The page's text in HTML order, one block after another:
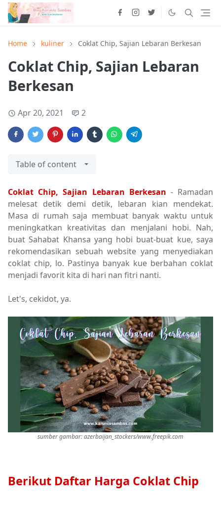
Home kuliner Coklat Chip, Sajian Lebaran Berkesan
Coklat Chip, Sajian Lebaran
Berkesan
Apr 20, 2021 2
Table of content
Coklat Chip, Sajian Lebaran Berkesan - Ramadan
melesat detik demi detik, lebaran kian mendekat.
Masa di rumah saja membuat banyak waktu untuk
meningkatkan kreativitas dan menjalani hobi. Nah,
buat Sahabat Khansa yang hobi buat-buat kue, saya
rekomendasikan sebuah website yang menyediakan
coklat chip, lo. Pastinya banyak kue berbahan coklat
menjadi favorit kita di hari nan fitri nanti.
Let's, cekidot, ya.
sumber gambar: azerbaijan_stockers/www.freepik.com
Berikut Daftar Harga Coklat Chip